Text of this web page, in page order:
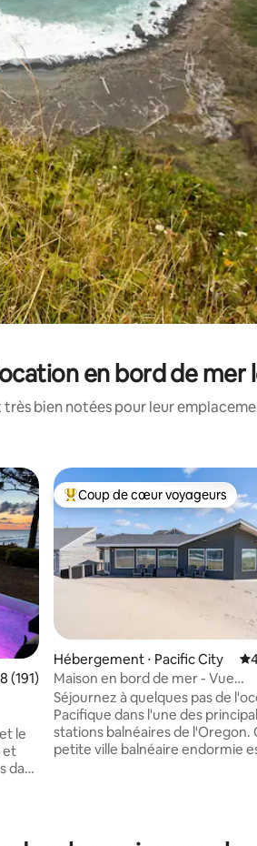
les parcourir ou en appuyant et en
en bord de mer
bien notées pour leur
: 4,72 sur 5
moyenne sur la base de 191
(191)
le
et
dans
Coups de cœur voyageurs les
Coup de cœur voyageurs
Hébergement ⋅ Pacific City
Maison en bord de mer - Vue
magnifique !
Séjournez à quelques pas de
Pacifique dans l'une des
stations balnéaires de l'Oregon.
petite ville balnéaire endormie